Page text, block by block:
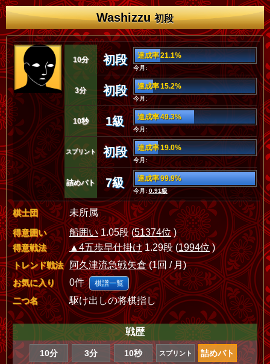
Washizzu初段
10分 初段 達成率 21.1%
今月:
3分 初段 達成率 15.2%
今月:
10秒 1級 達成率 49.3%
今月:
スプリント 初段 達成率 19.0%
今月:
詰めバト 7級 達成率 99.9%
今月:0.91級
棋士団 未所属
得意囲い 船囲い1.05段 (51374位)
得意戦法 ▲4五歩早仕掛け1.29段 (1994位)
トレンド戦法 阿久津流急戦矢倉(1回 / 月)
お気に入り 0件 棋譜一覧
二つ名 駆け出しの将棋指し
戦歴
10分 3分 10秒 スプリント 詰めバト